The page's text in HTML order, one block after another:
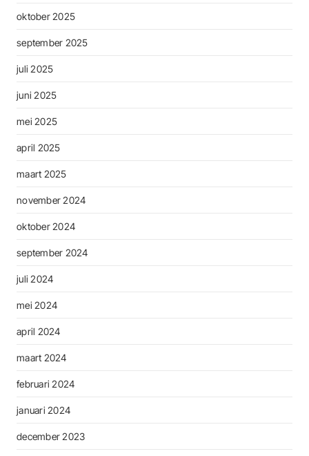
oktober 2025
september 2025
juli 2025
juni 2025
mei 2025
april 2025
maart 2025
november 2024
oktober 2024
september 2024
juli 2024
mei 2024
april 2024
maart 2024
februari 2024
januari 2024
december 2023